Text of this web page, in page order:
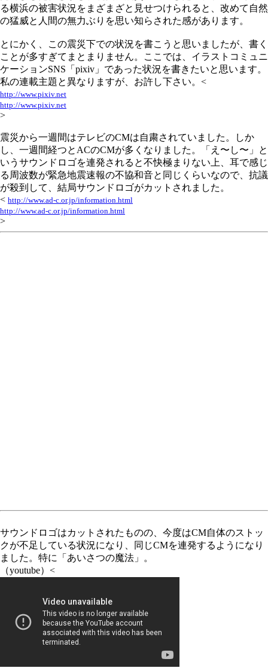
る横浜の被害状況をまざまざと見せつけられると、改めて自然
の猛威と人間の無力ぶりを思い知らされた感があります。
とにかく、この震災下での状況を書こうと思いましたが、書く
ことが多すぎてまとまりません。ここでは、イラストコミュニ
ケーションSNS「pixiv」であった状況を書きたいと思います。
私の連載主題と異なりますが、お許し下さい。<
http://www.pixiv.net
http://www.pixiv.net
>
震災から一週間はテレビのCMは自粛されていました。しか
し、一週間経つとACのCMが多くなりました。「え〜し〜」と
いうサウンドロゴを連発されると不快極まりない上、耳で感じ
る周波数が緊急地震速報の不協和音と同じくらいなので、抗議
が殺到して、結局サウンドロゴがカットされました。
< http://www.ad-c.or.jp/information.html
http://www.ad-c.or.jp/information.html
>
サウンドロゴはカットされたものの、今度はCM自体のストッ
クが不足している状況になり、同じCMを連発するようになり
ました。特に「あいさつの魔法」。
（youtube）<